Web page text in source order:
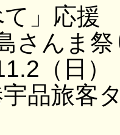
」応援
さんま祭
（日
宇品旅客